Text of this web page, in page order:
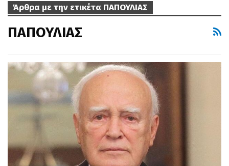
Άρθρα με την ετικέτα ΠΑΠΟΥΛΙΑΣ
ΠΑΠΟΥΛΙΑΣ